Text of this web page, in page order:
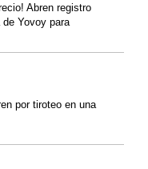
Abren registro
Yovoy para
por tiroteo en una